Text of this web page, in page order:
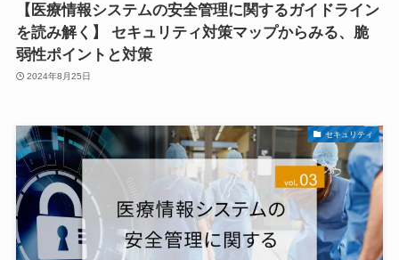
【医療情報システムの安全管理に関するガイドライン
を読み解く】 セキュリティ対策マップからみる、脆
弱性ポイントと対策
2024年8月25日
セキュリティ